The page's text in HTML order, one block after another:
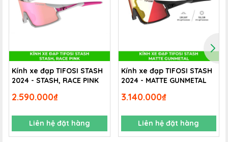
Kính xe đạp TIFOSI STASH
2024 - STASH, RACE PINK
2.590.000₫
Liên hệ đặt hàng
Kính xe đạp TIFOSI STASH
2024 - MATTE GUNMETAL
3.140.000₫
Liên hệ đặt hàng